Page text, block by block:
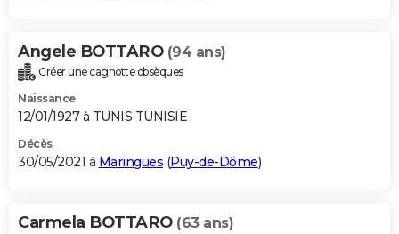
Angele BOTTARO (94 ans)
Créer une cagnotte obsèques
Naissance
12/01/1927 à TUNIS TUNISIE
Décès
30/05/2021 à Maringues (Puy-de-Dôme)
Carmela BOTTARO (63 ans)